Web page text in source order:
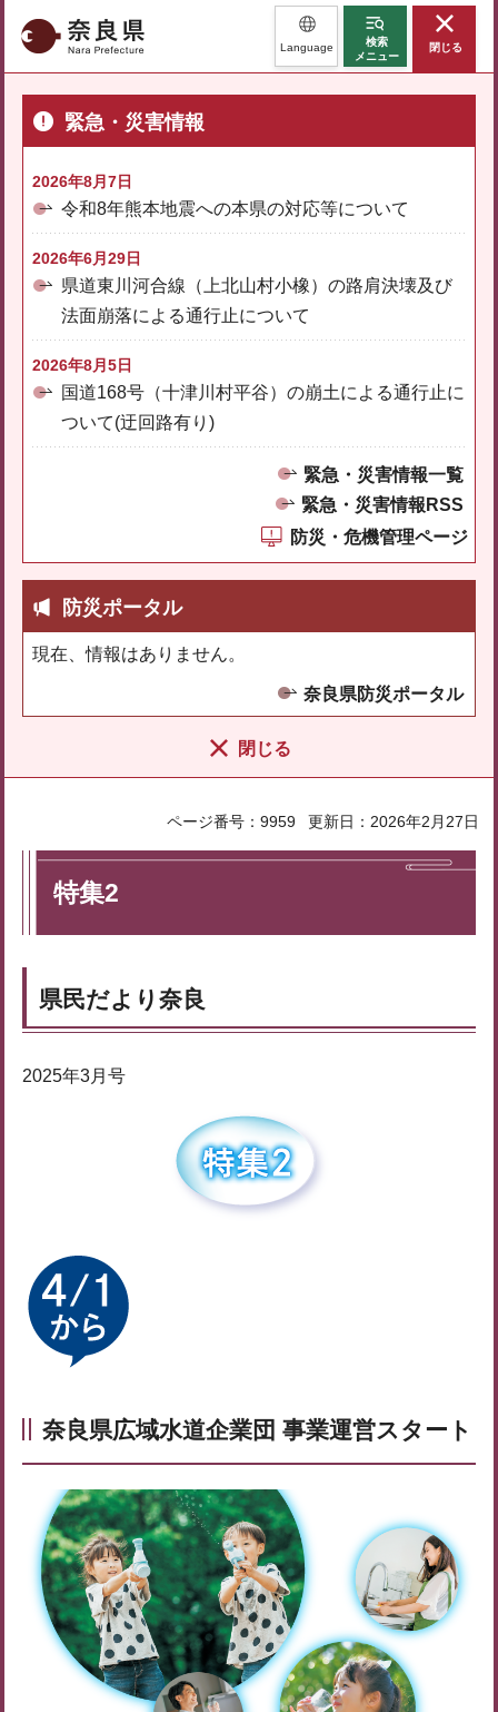
奈良県 Language
検索
メニュー
閉じる
緊急・災害情報
2026年8月7日
令和8年熊本地震への本県の対応等について
2026年6月29日
県道東川河合線（上北山村小橡）の路肩決壊及び
法面崩落による通行止について
2026年8月5日
国道168号（十津川村平谷）の崩土による通行止に
ついて(迂回路有り)
緊急・災害情報一覧
緊急・災害情報RSS
防災・危機管理ページ
防災ポータル
現在、情報はありません。
奈良県防災ポータル
閉じる
ページ番号：9959 更新日：2026年2月27日
特集2
県民だより奈良
2025年3月号
奈良県広域水道企業団 事業運営スタート